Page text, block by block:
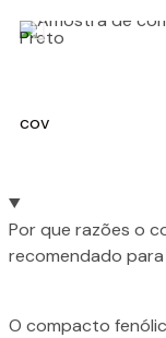
Preto
cov
Por que razões o
recomendado
O compacto